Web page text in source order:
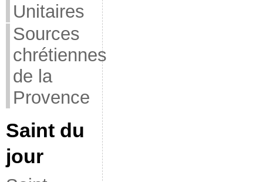
Unitaires
Sources
chrétiennes
de la
Provence
Saint du
jour